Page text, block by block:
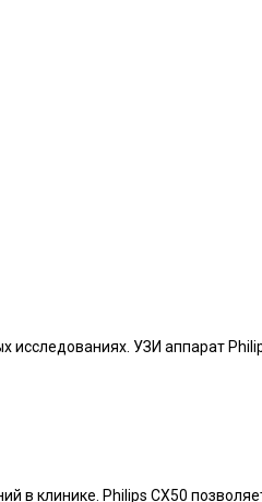
УЗИ аппарат
в клинике. Philips CX50